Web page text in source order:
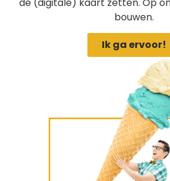
bouwen.
Ik ga ervoor!